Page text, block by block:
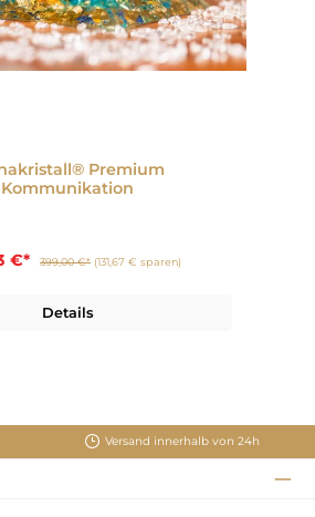
Premium
Kommunikation
€* 399,00 €* (131,67 € sparen)
Details
Versand innerhalb von 24h